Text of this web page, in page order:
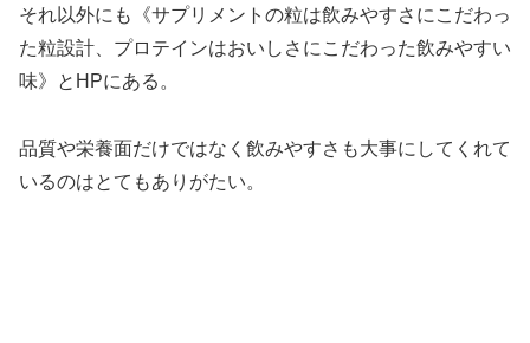
それ以外にも《サプリメントの粒は飲みやすさにこだわっ
た粒設計、プロテインはおいしさにこだわった飲みやすい
味》とHPにある。
品質や栄養面だけではなく飲みやすさも大事にしてくれて
いるのはとてもありがたい。